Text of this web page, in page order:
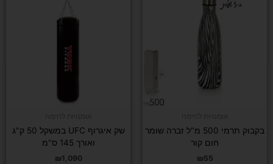
בקבוק תרמי 500 מ"ל זברה שומר
חום קור
₪55
שק איגרוף UFC במשקל 50 ק"ג
ואורך 145 ס"מ
₪1,090